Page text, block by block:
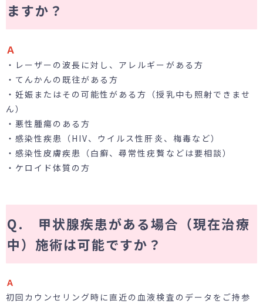
ますか？
Ａ
・レーザーの波長に対し、アレルギーがある方
・てんかんの既往がある方
・妊娠またはその可能性がある方（授乳中も照射できませ
ん）
・悪性腫瘍のある方
・感染性疾患（HIV、ウイルス性肝炎、梅毒など）
・感染性皮膚疾患（白癬、尋常性疣贅などは要相談）
・ケロイド体質の方
Q. 甲状腺疾患がある場合（現在治療
中）施術は可能ですか？
Ａ
初回カウンセリング時に直近の血液検査のデータをご持参